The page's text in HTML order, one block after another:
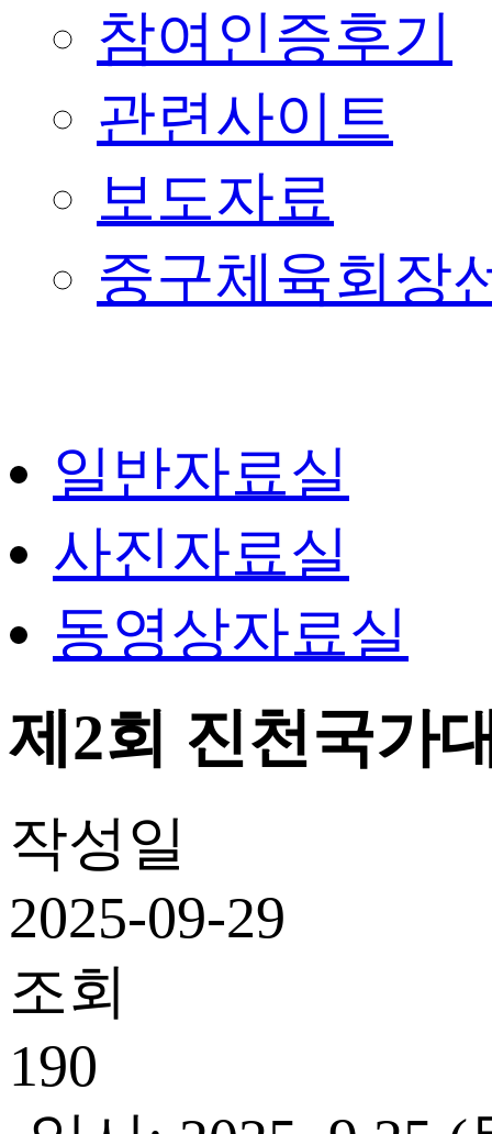
참여인증후기
관련사이트
보도자료
중구체육회장
일반자료실
사진자료실
동영상자료실
제2회 진천국가
작성일
2025-09-29
조회
190